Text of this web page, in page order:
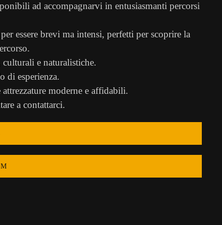
ad accompagnarvi in entusiasmanti percorsi
essere brevi ma intensi, perfetti per scoprire la
e naturalistiche.
di esperienza.
moderne e affidabili.
a contattarci.